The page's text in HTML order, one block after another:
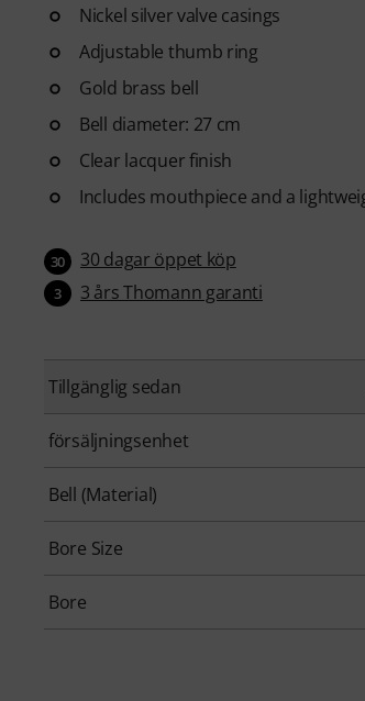
Nickel silver valve casings
Adjustable thumb ring
Gold brass bell
Bell diameter: 27 cm
Clear lacquer finish
Includes mouthpiece and a
30 30 dagar öppet köp
3 3 års Thomann garanti
Tillgänglig sedan
försäljningsenhet
Bell (Material)
Bore Size
Bore